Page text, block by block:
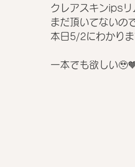
クレアスキンips
まだ頂いてないの
本日5/2にわかり
一本でも欲しい